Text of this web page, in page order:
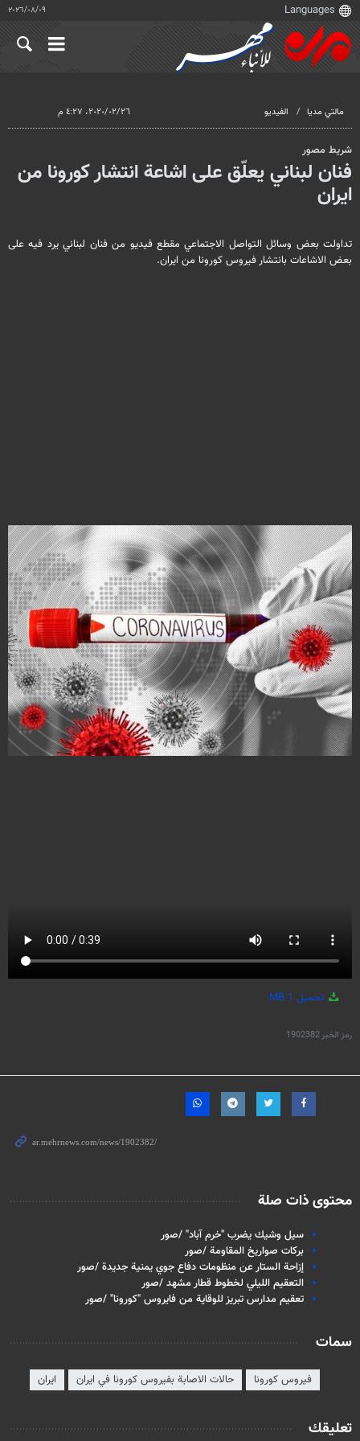
٠٩‏/٠٨‏/٢٠٢٦
مالتي مدیا الفيديو ٢٦‏/٠٢‏/٢٠٢٠، ٤:٢٧ م
شريط مصور
فنان لبناني يعلّق على اشاعة انتشار كورونا من
ايران
تداولت بعض وسائل التواصل الاجتماعي مقطع فيديو من فنان لبناني يرد فيه على
بعض الاشاعات بانتشار فيروس كورونا من ايران.
تحميل 1 MB
رمز الخبر1902382
محتوى ذات صلة
سيل وشيك يضرب "خرم آباد" /صور
بركات صواريخ المقاومة /صور
إزاحة الستار عن منظومات دفاع جوي يمنية جديدة /صور
التعقيم الليلي لخطوط قطار مشهد /صور
تعقيم مدارس تبريز للوقاية من فايروس "كورونا" /صور
سمات
فيروس كورونا حالات الاصابة بفيروس كورونا في ايران ايران
تعليقك